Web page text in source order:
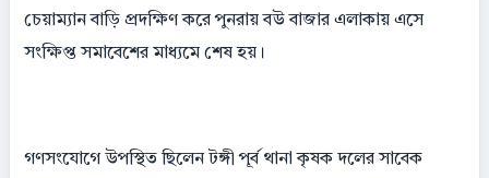
চেয়াম্যান বাড়ি প্রদক্ষিণ করে পুনরায় বউ বাজার এলাকায় এসে
সংক্ষিপ্ত সমাবেশের মাধ্যমে শেষ হয়।
গণসংযোগে উপস্থিত ছিলেন টঙ্গী পূর্ব থানা কৃষক দলের সাবেক